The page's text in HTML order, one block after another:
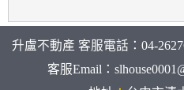
升盧不動產 客服電話：04-
客服Email：